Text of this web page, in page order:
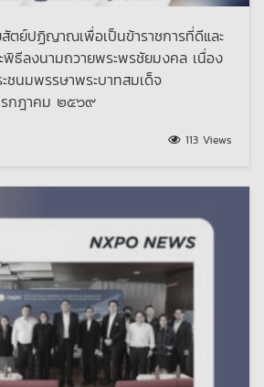
ตย์ปฏิญาณเพื่อเป็นข้าราชการที่ดีและ
ธีลงนามถวายพระพรชัยมงคล เนื่อง
ชนมพรรษาพระบาทสมเด็จ
รกฎาคม ๒๕๖๙
113 Views